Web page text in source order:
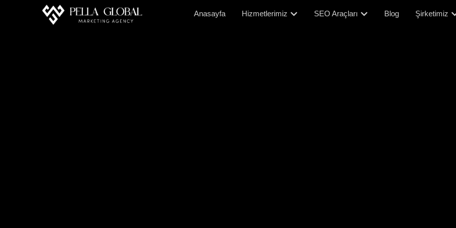
Anasayfa Hizmetlerimiz SEO Araçları Blog Şirketimiz